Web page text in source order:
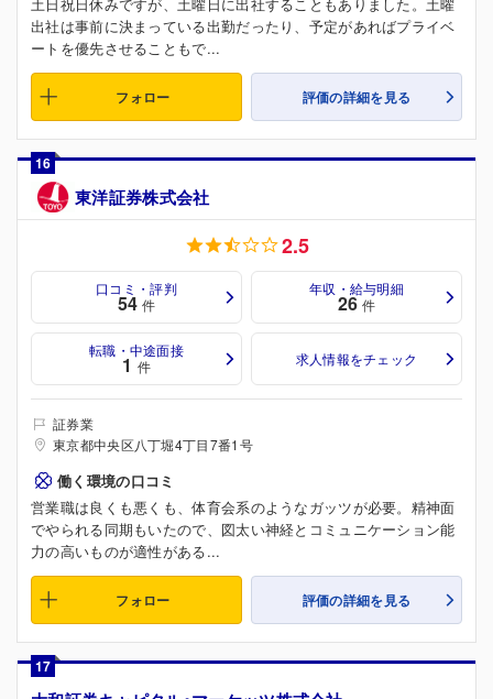
出社は事前に決まっている出勤だったり、予定があればプライベ
ートを優先させることもで...
フォロー 評価の詳細を見る
16
東洋証券株式会社
2.5
口コミ・評判
54 件
年収・給与明細
26 件
転職・中途面接
1 件 求人情報をチェック
証券業
東京都中央区八丁堀4丁目7番1号
働く環境の口コミ
営業職は良くも悪くも、体育会系のようなガッツが必要。精神面
でやられる同期もいたので、図太い神経とコミュニケーション能
力の高いものが適性がある...
フォロー 評価の詳細を見る
17